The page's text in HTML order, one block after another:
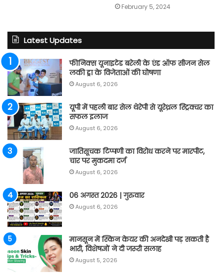
February 5, 2024
Latest Updates
फीनिक्स यूनाइटेड बरेली के एंड ऑफ सीजन सेल
लकी ड्रा के विजेताओं की घोषणा
August 6, 2026
यूपी में पहली बार सेल थेरेपी से यूरेथ्रल स्ट्रिक्चर का
सफल इलाज
August 6, 2026
जातिसूचक टिप्पणी का विरोध करने पर मारपीट,
चार पर मुकदमा दर्ज
August 6, 2026
06 अगस्त 2026 | गुरुवार
August 6, 2026
मानसून में स्किन केयर की अनदेखी पड़ सकती है
भारी, विशेषज्ञों ने दी जरूरी सलाह
August 5, 2026